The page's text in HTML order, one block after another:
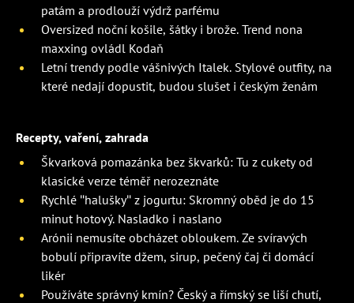
patám a prodlouží výdrž parfému
Oversized noční košile, šátky i brože. Trend nona
maxxing ovládl Kodaň
Letní trendy podle vášnivých Italek. Stylové outfity, na
které nedají dopustit, budou slušet i českým ženám
Recepty, vaření, zahrada
Škvarková pomazánka bez škvarků: Tu z cukety od
klasické verze téměř nerozeznáte
Rychlé "halušky" z jogurtu: Skromný oběd je do 15
minut hotový. Nasladko i naslano
Arónii nemusíte obcházet obloukem. Ze svíravých
bobulí připravíte džem, sirup, pečený čaj či domácí
likér
Používáte správný kmín? Český a římský se liší chutí,